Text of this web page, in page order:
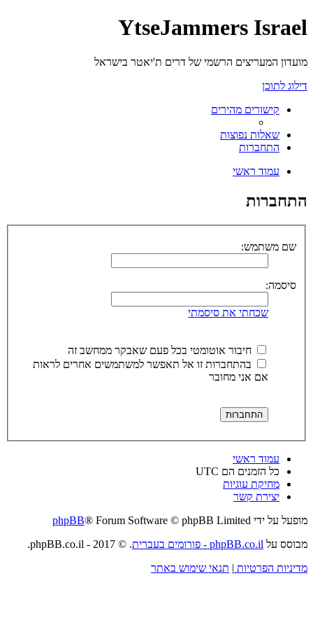
YtseJammers Israel
מועדון המעריצים הרשמי של דרים ת'יאטר בישראל
דילוג לתוכן
קישורים מהירים
שאלות נפוצות
התחברות
עמוד ראשי
התחברות
שם משתמש:
סיסמה:
שכחתי את סיסמתי
חיבור אוטומטי בכל פעם שאבקר ממחשב זה
בהתחברות זו אל תאפשר למשתמשים אחרים לראות
אם אני מחובר
עמוד ראשי
כל הזמנים הם UTC
מחיקת עוגיות
יצירת קשר
מופעל על ידי
phpBB® Forum Software © phpBB Limited
מבוסס על phpBB.co.il - פורומים בעברית
. © 2017 - phpBB.co.il.
מדיניות הפרטיות | תנאי שימוש באתר